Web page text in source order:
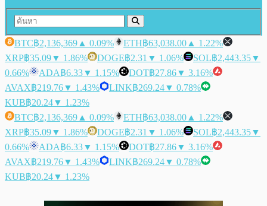
BTC฿2,136,369 ▲ 0.09% ETH฿63,038.00 ▲ 1.22%
XRP฿35.09▼ 1.86% DOGE฿2.31 ▼ 1.06% SOL฿2,443.35▼
0.66%
ADA฿6.33▼ 1.15% DOT฿27.86▼ 3.16%
AVAX฿219.76▼ 1.43% LINK฿269.24▼ 0.78%
KUB฿20.24▼ 1.23%
BTC฿2,136,369 ▲ 0.09% ETH฿63,038.00 ▲ 1.22%
XRP฿35.09▼ 1.86% DOGE฿2.31 ▼ 1.06% SOL฿2,443.35▼
0.66%
ADA฿6.33▼ 1.15% DOT฿27.86▼ 3.16%
AVAX฿219.76▼ 1.43% LINK฿269.24▼ 0.78%
KUB฿20.24▼ 1.23%